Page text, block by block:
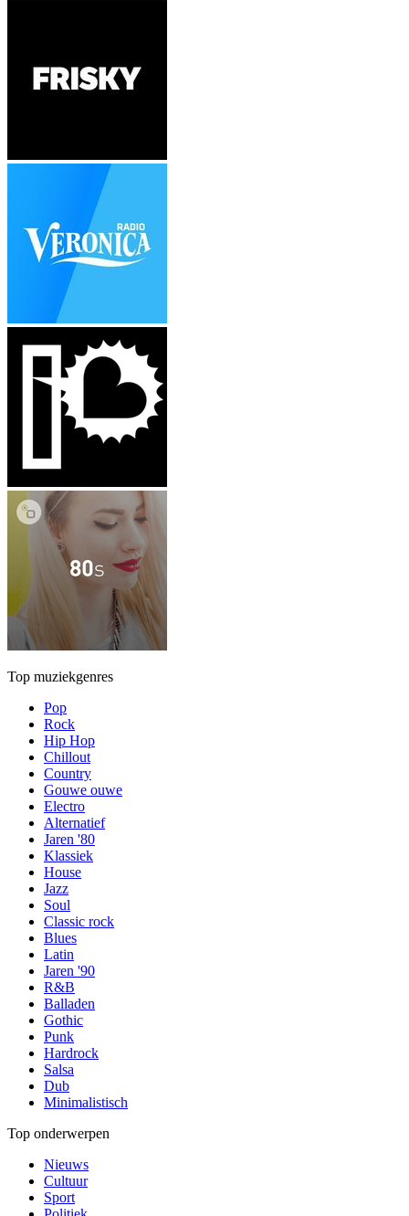
Top muziekgenres
Pop
Rock
Hip Hop
Chillout
Country
Gouwe ouwe
Electro
Alternatief
Jaren '80
Klassiek
House
Jazz
Soul
Classic rock
Blues
Latin
Jaren '90
R&B
Balladen
Gothic
Punk
Hardrock
Salsa
Dub
Minimalistisch
Top onderwerpen
Nieuws
Cultuur
Sport